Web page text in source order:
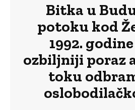
Bitka u
potoku kod
1992.
ozbiljniji poraz
toku